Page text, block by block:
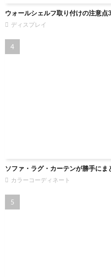
ウォールシェルフ取り付けの注意
ディスプレイ
ソファ・ラグ・カーテンが勝手に
カラーコーディネート